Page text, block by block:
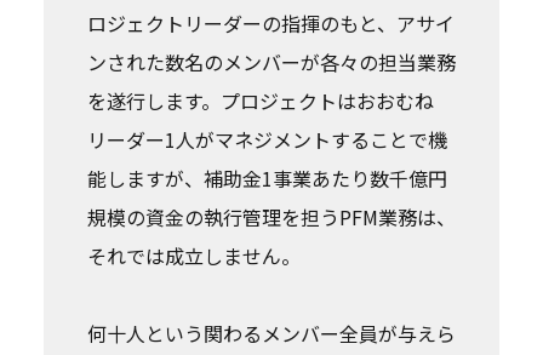
ロジェクトリーダーの指揮のもと、アサイ
ンされた数名のメンバーが各々の担当業務
を遂行します。プロジェクトはおおむね
リーダー1人がマネジメントすることで機
能しますが、補助金1事業あたり数千億円
規模の資金の執行管理を担うPFM業務は、
それでは成立しません。
何十人という関わるメンバー全員が与えら